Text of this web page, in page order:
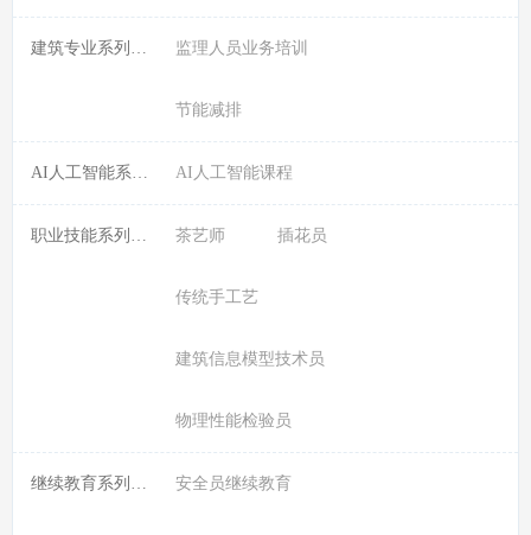
建筑专业系列课程: 监理人员业务培训
节能减排
AI人工智能系列课程: AI人工智能课程
职业技能系列课程: 茶艺师 插花员
传统手工艺
建筑信息模型技术员
物理性能检验员
继续教育系列课程: 安全员继续教育